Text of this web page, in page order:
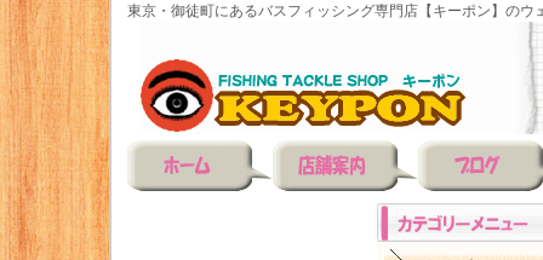
東京・御徒町にあるバスフィッシング専門店【キーポン】のウ